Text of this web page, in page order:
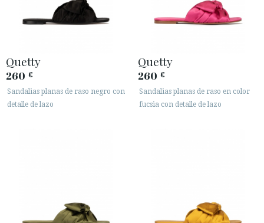
Quetty
260 €
Sandalias planas de raso negro con
detalle de lazo
Quetty
260 €
Sandalias planas de raso en color
fucsia con detalle de lazo